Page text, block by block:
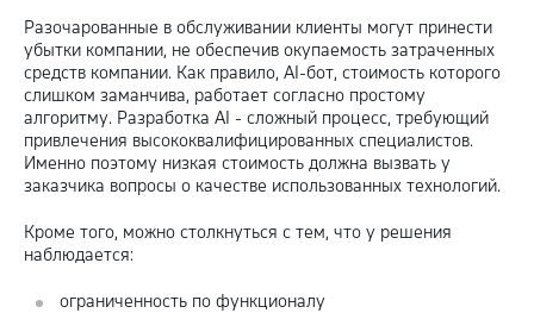
Разочарованные в обслуживании клиенты могут принести
убытки компании, не обеспечив окупаемость затраченных
средств компании. Как правило, AI-бот, стоимость которого
слишком заманчива, работает согласно простому
алгоритму. Разработка AI - сложный процесс, требующий
привлечения высококвалифицированных специалистов.
Именно поэтому низкая стоимость должна вызвать у
заказчика вопросы о качестве использованных технологий.
Кроме того, можно столкнуться с тем, что у решения
наблюдается:
ограниченность по функционалу